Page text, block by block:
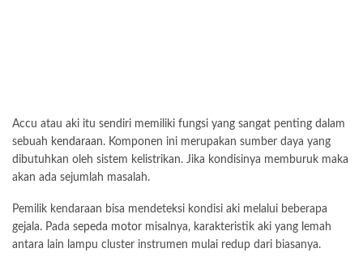
Accu atau aki itu sendiri memiliki fungsi yang sangat penting dalam
sebuah kendaraan. Komponen ini merupakan sumber daya yang
dibutuhkan oleh sistem kelistrikan. Jika kondisinya memburuk maka
akan ada sejumlah masalah.
Pemilik kendaraan bisa mendeteksi kondisi aki melalui beberapa
gejala. Pada sepeda motor misalnya, karakteristik aki yang lemah
antara lain lampu cluster instrumen mulai redup dari biasanya.